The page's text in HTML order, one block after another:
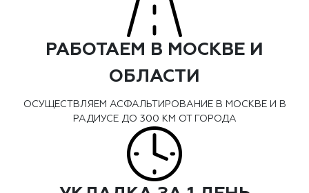
РАБОТАЕМ В МОСКВЕ И
ОБЛАСТИ
ОСУЩЕСТВЛЯЕМ АСФАЛЬТИРОВАНИЕ В МОСКВЕ И В
РАДИУСЕ ДО 300 КМ ОТ ГОРОДА